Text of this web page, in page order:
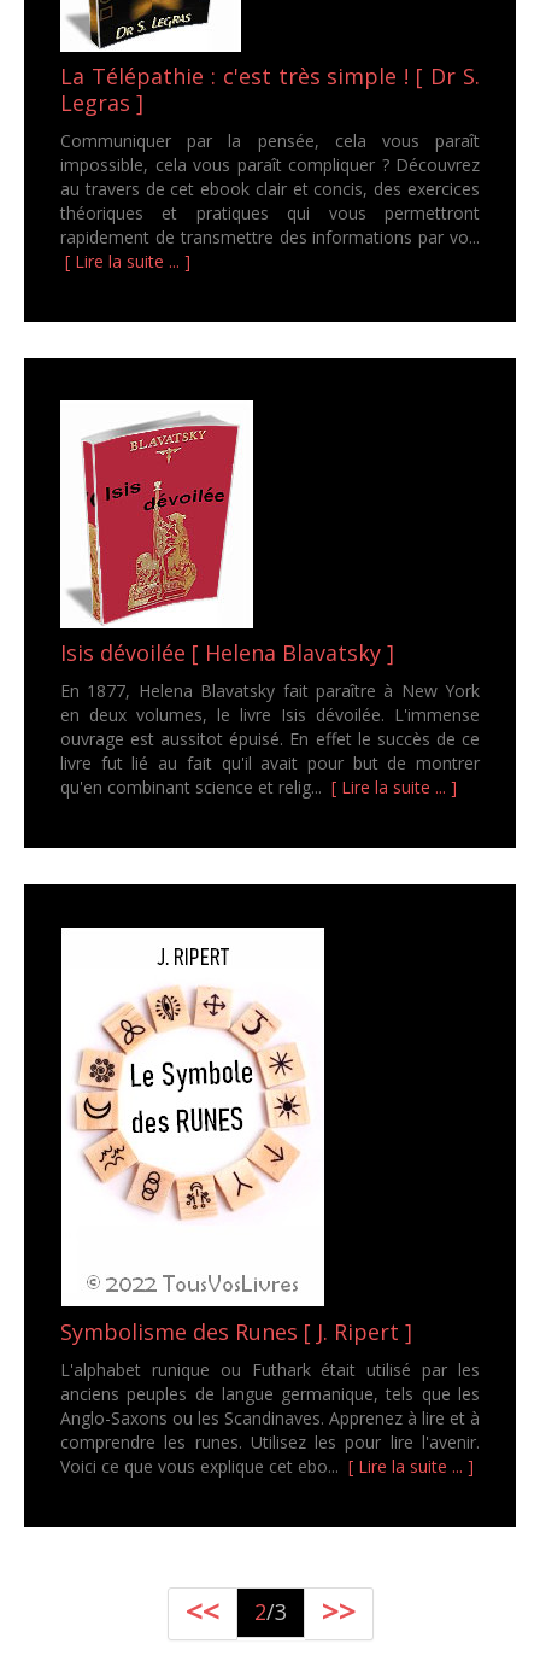
La Télépathie : c'est très simple ! [ Dr S.
Legras ]
Communiquer par la pensée, cela vous paraît
impossible, cela vous paraît compliquer ? Découvrez
au travers de cet ebook clair et concis, des exercices
théoriques et pratiques qui vous permettront
rapidement de transmettre des informations par vo...
[ Lire la suite ... ]
Isis dévoilée [ Helena Blavatsky ]
En 1877, Helena Blavatsky fait paraître à New York
en deux volumes, le livre Isis dévoilée. L'immense
ouvrage est aussitot épuisé. En effet le succès de ce
livre fut lié au fait qu'il avait pour but de montrer
qu'en combinant science et relig... [ Lire la suite ... ]
Symbolisme des Runes [ J. Ripert ]
L'alphabet runique ou Futhark était utilisé par les
anciens peuples de langue germanique, tels que les
Anglo-Saxons ou les Scandinaves. Apprenez à lire et à
comprendre les runes. Utilisez les pour lire l'avenir.
Voici ce que vous explique cet ebo... [ Lire la suite ... ]
<< 2/3 >>